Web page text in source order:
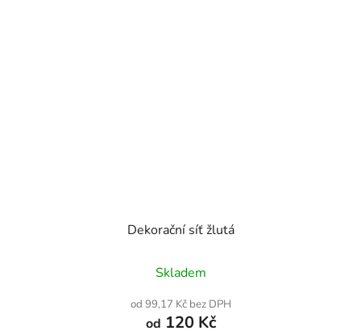
Dekorační síť žlutá
hodnocení
je
5,0
Skladem
od 99,17 Kč bez DPH
od 120 Kč